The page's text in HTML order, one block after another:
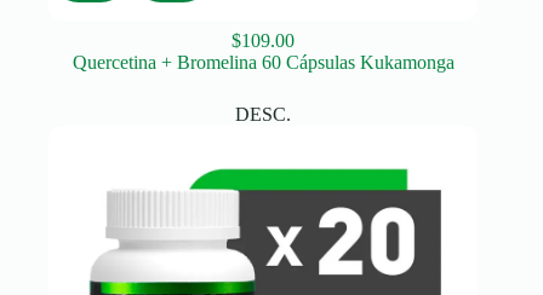
$109.00
Quercetina + Bromelina 60 Cápsulas Kukamonga
DESC.